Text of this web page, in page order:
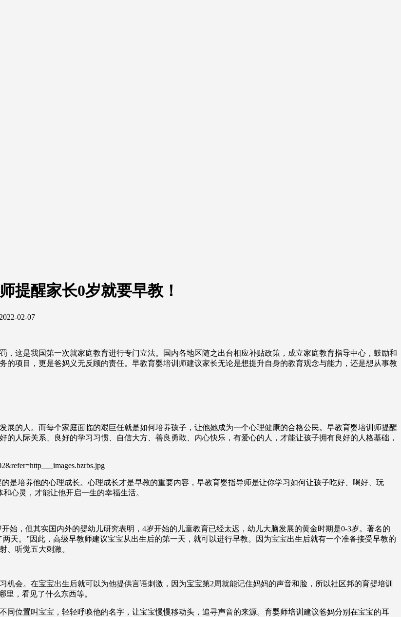
提醒家长0岁就要早教！
02-07
这是我国第一次就家庭教育进行专门立法。国内各地区随之出台相应补贴政策，成立家庭教育指导中心，鼓励和
项目，更是爸妈义无反顾的责任。早教育婴培训师建议家长无论是想提升自身的教育观念与能力，还是想从事教
的人。而每个家庭面临的艰巨任就是如何培养孩子，让他她成为一个心理健康的合格公民。早教育婴培训师提醒
人际关系、良好的学习习惯、自信大方、善良勇敢、内心快乐，有爱心的人，才能让孩子拥有良好的人格基础，
是培养他的心理成长。心理成长才是早教的重要内容，早教育婴指导师是让你学习如何让孩子吃好、喝好、玩
心灵，才能让他开启一生的幸福生活。
始，但其实国内外的婴幼儿研究表明，4岁开始的儿童教育已经太迟，幼儿大脑发展的黄金时期是0-3岁。著名的
天。”因此，高级早教师建议宝宝从出生后的第一天，就可以进行早教。因为宝宝出生后就有一个准备接受早教的
、听觉五大刺激。
会。在宝宝出生后就可以为他提供言语刺激，因为宝宝第2周就能记住妈妈的声音和脸，所以社区邦的育婴培训
里，看见了什么东西等。
位置叫宝宝，轻轻呼唤他的名字，让宝宝慢慢移动头，追寻声音的来源。育婴师培训建议爸妈分别在宝宝的耳